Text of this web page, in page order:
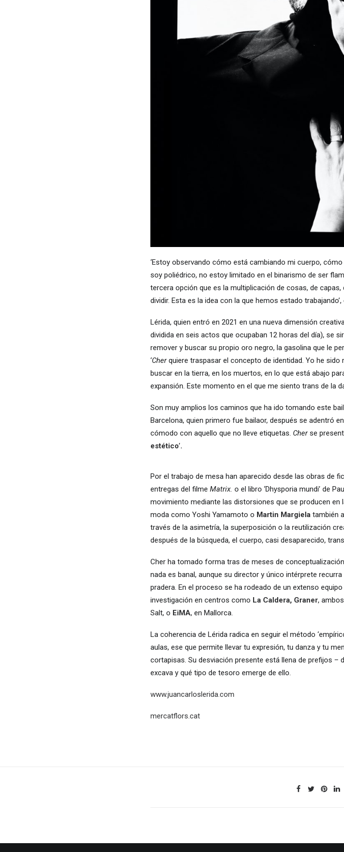
‘Estoy observando cómo está cambiando mi cuerpo,
soy poliédrico, no estoy limitado en el binarismo de ser
tercera opción que es la multiplicación de cosas, de
dividir. Esta es la idea con la que hemos estado
Lérida, quien entró en 2021 en una nueva dimensión
dividida en seis actos que ocupaban 12 horas del día), se
remover y buscar su propio oro negro, la gasolina que le
‘Cherquiere traspasar el concepto de identidad. Yo he
buscar en la tierra, en los muertos, en lo que está abajo
expansión. Este momento en el que me siento trans de la
Son muy amplios los caminos que ha ido tomando este
Barcelona, quien primero fue bailaor, después se adentró
cómodo con aquello que no lleve etiquetas. Cherse
estético’.
Por el trabajo de mesa han aparecido desde las obras de
entregas del filme Matrix. o el libro ‘Dhysporia mundi’ de
movimiento mediante las distorsiones que se producen en
moda como Yoshi Yamamoto o Martin Margiela también
través de la asimetría, la superposición o la reutilización
después de la búsqueda, el cuerpo, casi desaparecido,
Cher ha tomado forma tras de meses de
nada es banal, aunque su director y único intérprete
pradera. En el proceso se ha rodeado de un extenso
investigación en centros como La Caldera, Graner,
Salt, o EiMA, en Mallorca.
La coherencia de Lérida radica en seguir el método
aulas, ese que permite llevar tu expresión, tu danza y tu
cortapisas. Su desviación presente está llena de prefijos
excava y qué tipo de tesoro emerge de ello.
www.juancarloslerida.com
mercatflors.cat